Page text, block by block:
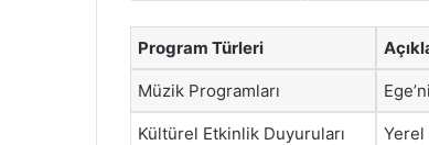
Program Türleri
Müzik Programları
Kültürel Etkinlik Duyuruları Yerel